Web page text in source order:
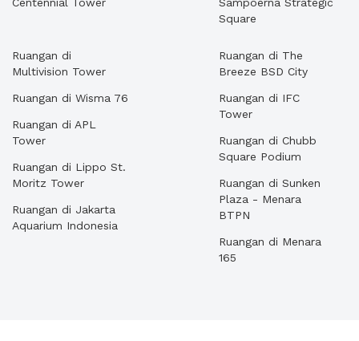
Square
Ruangan di
Multivision Tower
Ruangan di Wisma 76
Ruangan di APL
Tower
Ruangan di Lippo St.
Moritz Tower
Ruangan di Jakarta
Aquarium Indonesia
Ruangan di The
Breeze BSD City
Ruangan di IFC
Tower
Ruangan di Chubb
Square Podium
Ruangan di Sunken
Plaza - Menara
BTPN
Ruangan di Menara
165